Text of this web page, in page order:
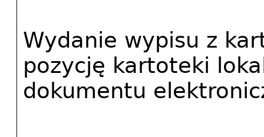
Wydanie wypisu z
pozycję kartoteki
dokumentu